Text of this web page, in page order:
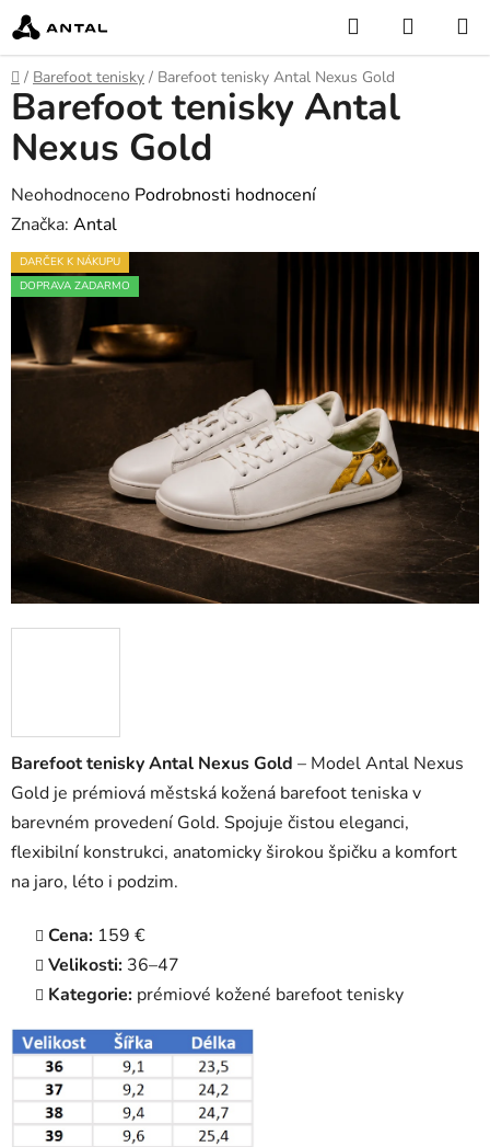
Přejít
na
obsah
Hledat
KOŠÍK
Domů
/ Barefoot tenisky / Barefoot tenisky Antal Nexus Gold
Barefoot tenisky Antal Nexus Gold – Model Antal Nexus
Gold je prémiová městská kožená barefoot teniska v
barevném provedení Gold. Spojuje čistou eleganci,
flexibilní konstrukci, anatomicky širokou špičku a komfort
na jaro, léto i podzim.
Cena: 159 €
Velikosti: 36–47
Kategorie: prémiové kožené barefoot tenisky
Barefoot tenisky Antal
Nexus Gold
Průměrné
hodnocení
produktu
je
5
Neohodnoceno Podrobnosti hodnocení
Značka: Antal
DARČEK K NÁKUPU
DOPRAVA ZADARMO